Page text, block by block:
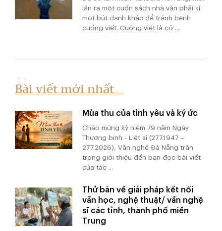
lần ra một cuốn sách nhà văn phải kí
một bút danh khác để tránh bệnh
cuồng viết. Cuồng viết là có ...
Bài viết mới nhất
Mùa thu của tình yêu và ký ức
Chào mừng kỷ niệm 79 năm Ngày
Thương binh - Liệt sĩ (27.7.1947 –
27.7.2026), Văn nghệ Đà Nẵng trân
trọng giới thiệu đến bạn đọc bài viết
của tác ...
Thử bàn về giải pháp kết nối
văn học, nghệ thuật/ văn nghệ
sĩ các tỉnh, thành phố miền
Trung